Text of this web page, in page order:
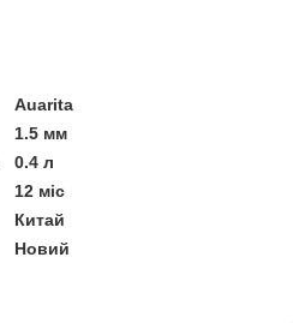
Auarita
1.5 мм
0.4 л
12 міс
Китай
Новий